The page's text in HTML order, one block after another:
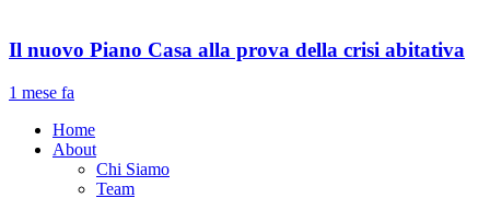
Il nuovo Piano Casa alla prova della crisi abitativa
1 mese fa
Home
About
Chi Siamo
Team